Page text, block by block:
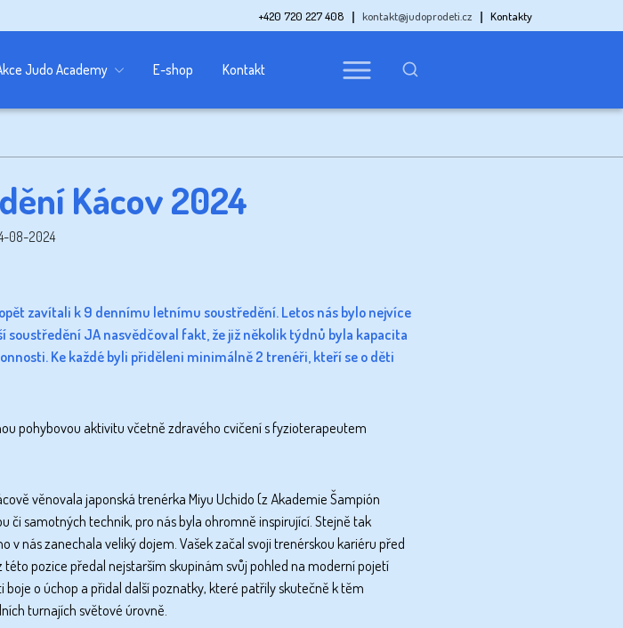
+420 720 227 408 kontakt@judoprodeti.cz Kontakty
Judo Academy E-shop Kontakt
Kácov 2024
08-2024
zavítali k 9 dennímu letnímu soustředění. Letos nás bylo nejvíce
soustředění JA nasvědčoval fakt, že již několik týdnů byla kapacita
Ke každé byli přiděleni minimálně 2 trenéři, kteří se o děti
pohybovou aktivitu včetně zdravého cvičení s fyzioterapeutem
věnovala japonská trenérka Miyu Uchido (z Akademie Šampión
či samotných technik, pro nás byla ohromně inspirující. Stejně tak
nás zanechala veliký dojem. Vašek začal svoji trenérskou kariéru před
pozice předal nejstarším skupinám svůj pohled na moderní pojetí
o úchop a přidal další poznatky, které patřily skutečně k těm
turnajích světové úrovně.